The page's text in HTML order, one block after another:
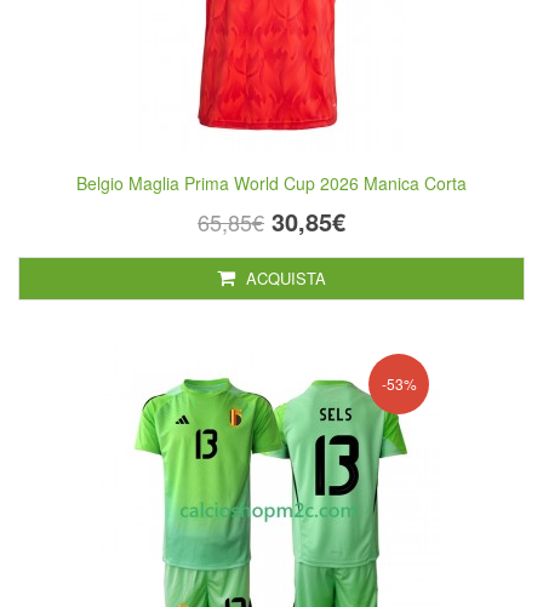
Belgio Maglia Prima World Cup 2026 Manica Corta
65,85€ 30,85€
ACQUISTA
-53%